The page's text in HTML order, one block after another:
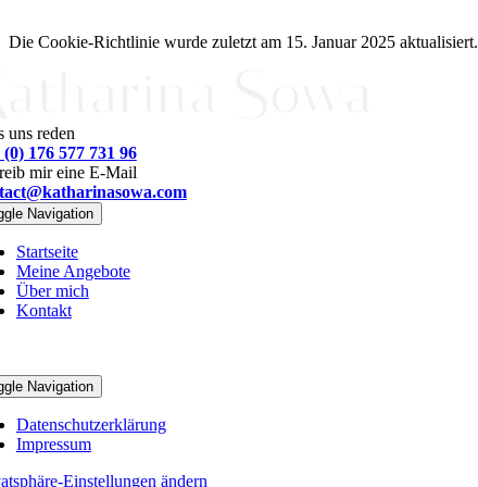
Die Cookie-Richtlinie wurde zuletzt am 15. Januar 2025 aktualisiert.
uns reden
(0) 176 577 731 96
mir eine E-Mail
Navigation
Startseite
Meine Angebote
Über mich
Kontakt
Navigation
Datenschutzerklärung
Impressum
Einstellungen ändern